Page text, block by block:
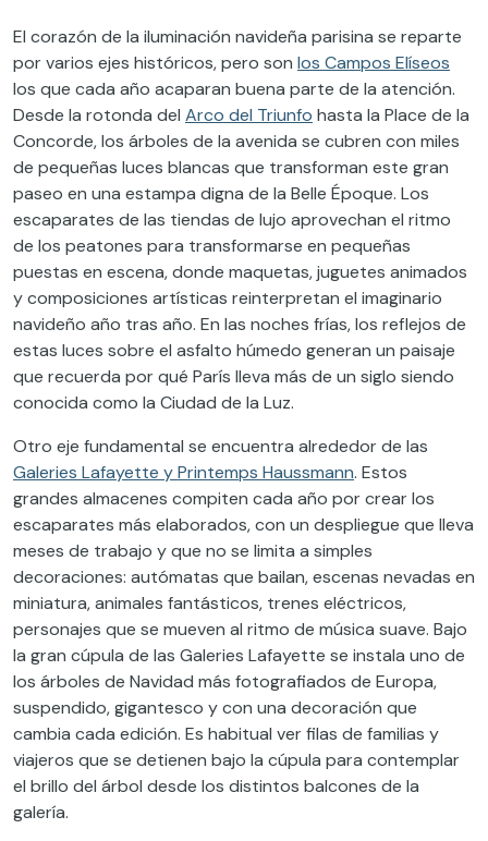
El corazón de la iluminación navideña parisina se reparte
por varios ejes históricos, pero son los Campos Elíseos
los que cada año acaparan buena parte de la atención.
Desde la rotonda del Arco del Triunfo hasta la Place de la
Concorde, los árboles de la avenida se cubren con miles
de pequeñas luces blancas que transforman este gran
paseo en una estampa digna de la Belle Époque. Los
escaparates de las tiendas de lujo aprovechan el ritmo
de los peatones para transformarse en pequeñas
puestas en escena, donde maquetas, juguetes animados
y composiciones artísticas reinterpretan el imaginario
navideño año tras año. En las noches frías, los reflejos de
estas luces sobre el asfalto húmedo generan un paisaje
que recuerda por qué París lleva más de un siglo siendo
conocida como la Ciudad de la Luz.
Otro eje fundamental se encuentra alrededor de las
Galeries Lafayette y Printemps Haussmann. Estos
grandes almacenes compiten cada año por crear los
escaparates más elaborados, con un despliegue que lleva
meses de trabajo y que no se limita a simples
decoraciones: autómatas que bailan, escenas nevadas en
miniatura, animales fantásticos, trenes eléctricos,
personajes que se mueven al ritmo de música suave. Bajo
la gran cúpula de las Galeries Lafayette se instala uno de
los árboles de Navidad más fotografiados de Europa,
suspendido, gigantesco y con una decoración que
cambia cada edición. Es habitual ver filas de familias y
viajeros que se detienen bajo la cúpula para contemplar
el brillo del árbol desde los distintos balcones de la
galería.